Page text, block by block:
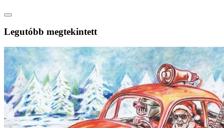
Legutóbb megtekintett